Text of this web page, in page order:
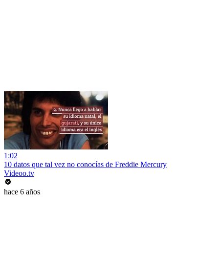
1:02
10 datos que tal vez no conocías de Freddie Mercury
Videoo.tv
hace 6 años